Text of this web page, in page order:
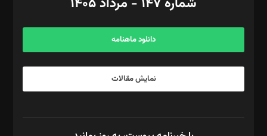
آگهی و مشترکین: ۰۹۱۹۹۹۹۰۴۵۴
دانلود ماهنامه
نمایش مقالات